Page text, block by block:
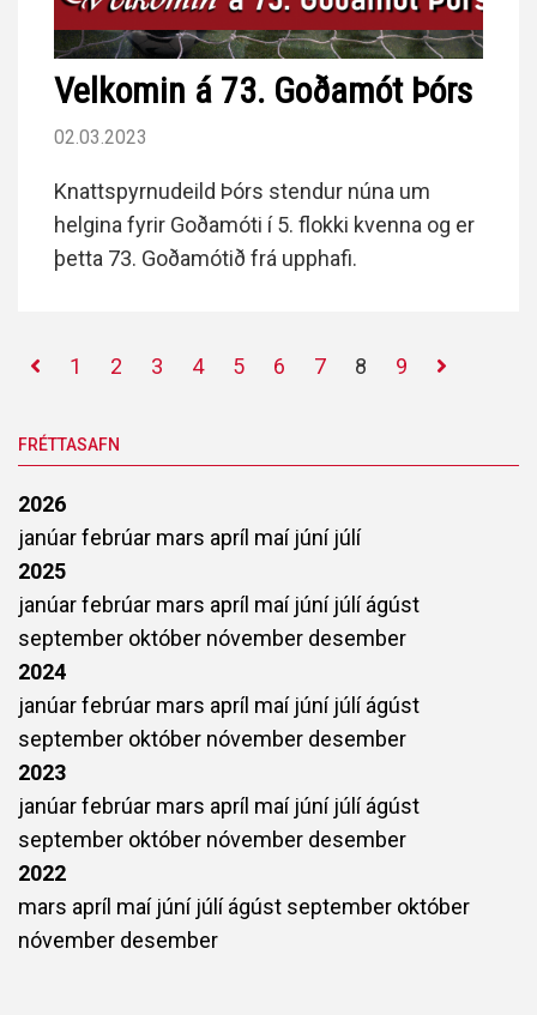
Velkomin á 73. Goðamót Þórs
02.03.2023
Knattspyrnudeild Þórs stendur núna um
helgina fyrir Goðamóti í 5. flokki kvenna og er
þetta 73. Goðamótið frá upphafi.
1 2 3 4 5 6 7 8 9
FRÉTTASAFN
2026
janúarfebrúar mars apríl maí júní júlí
2025
janúarfebrúar mars apríl maí júní júlíágúst
september október nóvember desember
2024
janúarfebrúar mars apríl maí júní júlíágúst
september október nóvember desember
2023
janúarfebrúar mars apríl maí júní júlíágúst
september október nóvember desember
2022
mars apríl maí júní júlíágúst september október
nóvember desember